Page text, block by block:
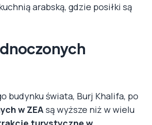
arabską, gdzie posiłki są
budynku świata, Burj Khalifa, po
w ZEAsą wyższe niż w wielu